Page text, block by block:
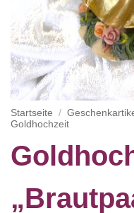
Startseite /
Goldhochzeit